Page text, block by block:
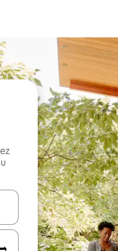
vers le haut et vers le bas